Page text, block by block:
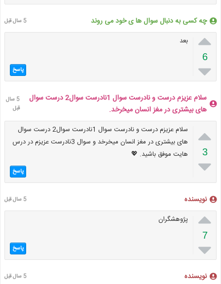
چه کسی به دنبال سوال ها ی خود می روند 5 سال قبل

6

بعد
پاسخ
سلام عزیزم درست و نادرست سوال 1نادرست سوال2 درست سوال
های بیشتری در مغز انسان میخرخد.
5 سال
قبل

3

سلام عزیزم درست و نادرست سوال 1نادرست سوال2 درست سوال
های بیشتری در مغز انسان میخرخد و سوال 3نادرست عزیزم در درس
هایت موفق باشید. 💖
پاسخ
نویسنده 5 سال قبل

7

پژوهشگران
پاسخ
نویسنده 5 سال قبل